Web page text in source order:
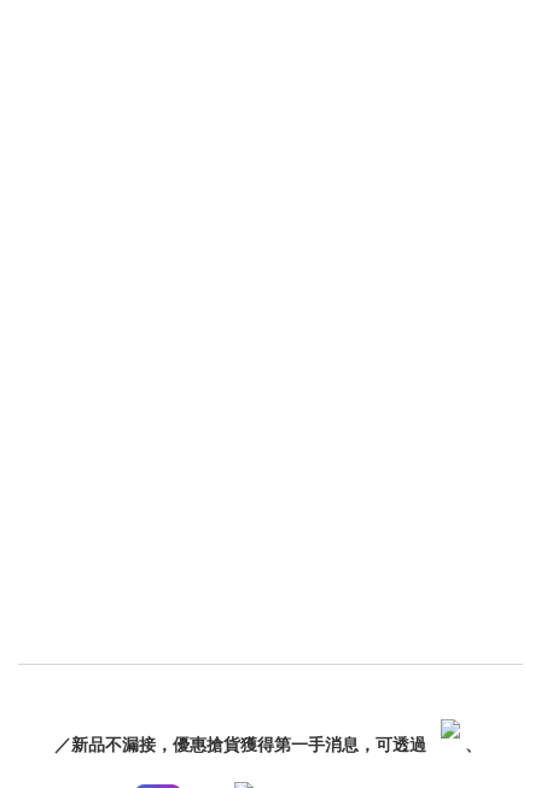
／新品不漏接，優惠搶貨獲得第一手消息，可透過 、